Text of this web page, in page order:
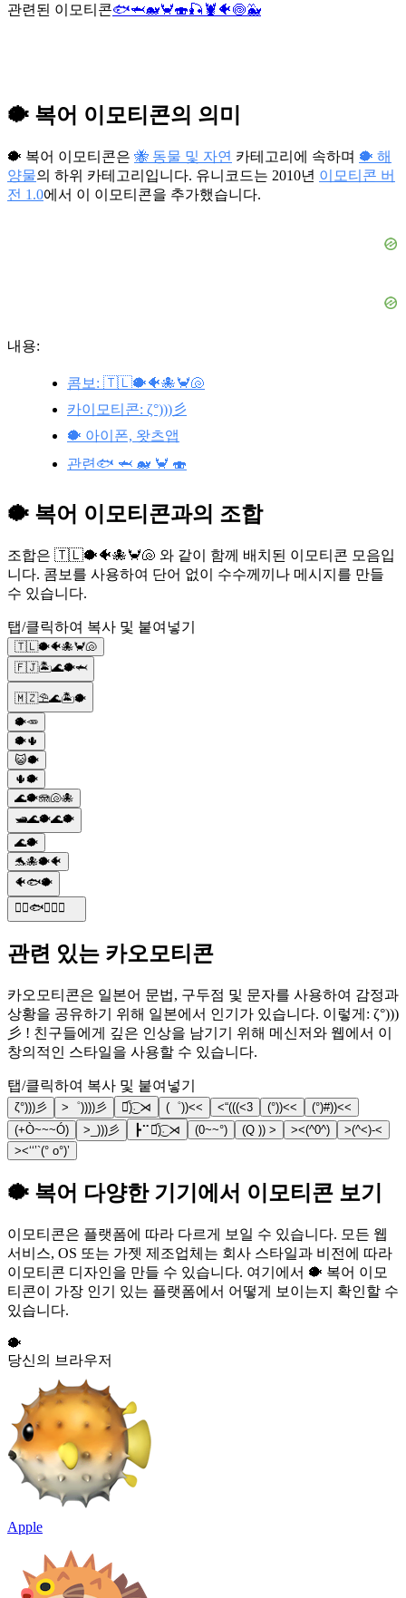
관련된 이모티콘🐟🦈🐋🦀🍣🎣 🦞 🐠🍥🐳
🐡 복어 이모티콘의 의미
🐡 복어 이모티콘은 🐝 동물 및 자연 카테고리에 속하며 🐡 해
양물의 하위 카테고리입니다. 유니코드는 2010년 이모티콘 버
전 1.0에서 이 이모티콘을 추가했습니다.
내용:
콤보: 🇹🇱🐡🐠🐙🦀🐚
카이모티콘: ζ°)))彡
🐡 아이폰, 왓츠앱
관련🐟 🦈 🐋 🦀 🍣
🐡 복어 이모티콘과의 조합
조합은 🇹🇱🐡🐠🐙🦀🐚 와 같이 함께 배치된 이모티콘 모음입
니다. 콤보를 사용하여 단어 없이 수수께끼나 메시지를 만들
수 있습니다.
탭/클릭하여 복사 및 붙여넣기
🇹🇱🐡🐠🐙🦀🐚
🇫🇯🏝️🌊🐡🦈
🇲🇿⛱️🌊🏝️🐡
🐡🥕
🐡🌵
😺🐡
🌵🐡
🌊🐡🪼🐚🐙
🛥️🌊🐡🌊🐡
🌊🐡
🐬🐙🐡🐠
🐠🐟🐡
🏊‍♂️🐟🐠🐡🦈
관련 있는 카오모티콘
카오모티콘은 일본어 문법, 구두점 및 문자를 사용하여 감정과
상황을 공유하기 위해 일본에서 인기가 있습니다. 이렇게: ζ°)))
彡 ! 친구들에게 깊은 인상을 남기기 위해 메신저와 웹에서 이
창의적인 스타일을 사용할 수 있습니다.
탭/클릭하여 복사 및 붙여넣기
ζ°)))彡 >゜))))彡 ❥᷁)͜͡˒ ⋊ (゜))<< <“(((<3 (°))<<
(°)#))<<
(+Ò~~~Ó)
>_)))彡 ┣⠉❥᷁)͜͡˒ ⋊ (0~~°) (Q )) > ><(^0^)
>(^<)-<
><‘‘’`(° о°)’
🐡 복어 다양한 기기에서 이모티콘 보기
이모티콘은 플랫폼에 따라 다르게 보일 수 있습니다. 모든 웹
서비스, OS 또는 가젯 제조업체는 회사 스타일과 비전에 따라
이모티콘 디자인을 만들 수 있습니다. 여기에서 🐡 복어 이모
티콘이 가장 인기 있는 플랫폼에서 어떻게 보이는지 확인할 수
있습니다.
🐡
당신의 브라우저
Apple